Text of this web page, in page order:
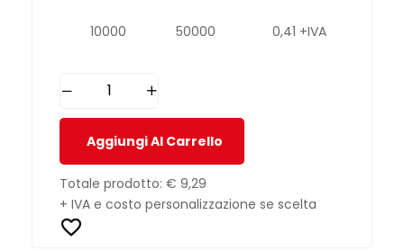
10000 50000 0,41 +IVA
Aggiungi Al Carrello
Totale prodotto: € 9,29
+ IVA e costo personalizzazione se scelta